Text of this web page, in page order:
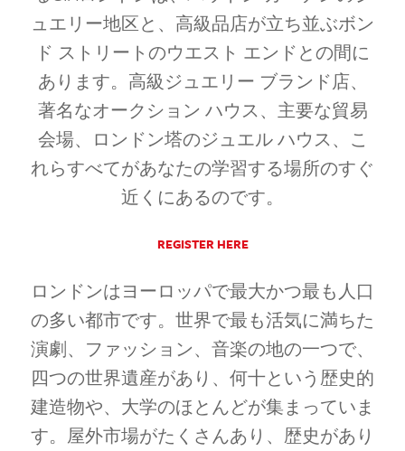
ュエリー地区と、高級品店が立ち並ぶボン
ド ストリートのウエスト エンドとの間に
あります。高級ジュエリー ブランド店、
著名なオークション ハウス、主要な貿易
会場、ロンドン塔のジュエル ハウス、こ
れらすべてがあなたの学習する場所のすぐ
近くにあるのです。
REGISTER HERE
ロンドンはヨーロッパで最大かつ最も人口
の多い都市です。世界で最も活気に満ちた
演劇、ファッション、音楽の地の一つで、
四つの世界遺産があり、何十という歴史的
建造物や、大学のほとんどが集まっていま
す。屋外市場がたくさんあり、歴史があり